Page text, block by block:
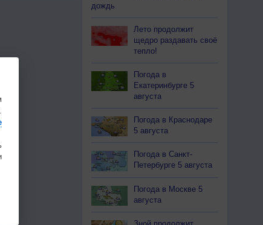
дождь
Лето продолжит
щедро раздавать своё
тепло!
Погода в
Екатеринбурге 5
августа
Погода в Краснодаре
5 августа
Погода в Санкт-
Петербурге 5 августа
Погода в Москве 5
августа